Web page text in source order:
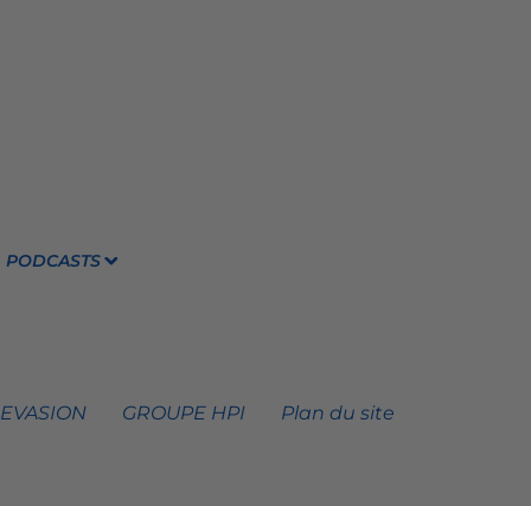
PODCASTS
GROUPE HPI Plan du site